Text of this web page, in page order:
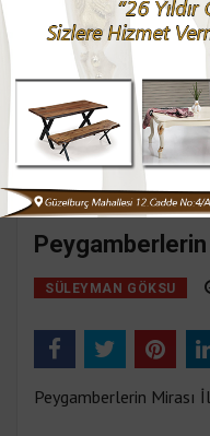
Mail:
SÜLEYMAN GÖKSU
Peygamberlerin Mirası